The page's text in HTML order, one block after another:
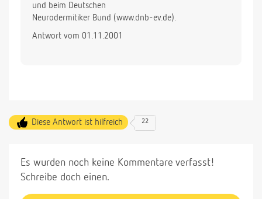
und beim Deutschen
Neurodermitiker Bund (www.dnb-ev.de).
Antwort vom 01.11.2001
Diese Antwort ist hilfreich 22
Es wurden noch keine Kommentare verfasst!
Schreibe doch einen.